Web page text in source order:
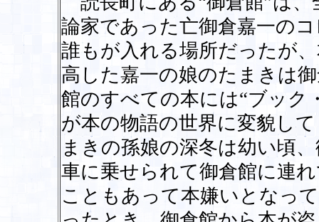
論家であった亡御倉嘉一の
誰もが入れる場所だったが
高した嘉一の娘のたまきは
館のすべての本には“ブック
が本の物語の世界に変貌し
まきの孫娘の深冬は幼い頃
車に乗せられて御倉館に連
こともあって本嫌いとなっ